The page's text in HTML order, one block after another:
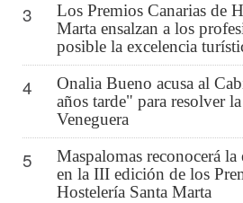
3
Los Premios Canarias de
Marta ensalzan a los
posible la excelencia
4
Onalia Bueno acusa al
años tarde" para resolver
Veneguera
5
Maspalomas reconocerá la
en la III edición de los
Hostelería Santa Marta